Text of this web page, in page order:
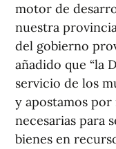
motor de
nuestra
del gobierno
añadido que “la
servicio de los
y apostamos
necesarias para
bienes en